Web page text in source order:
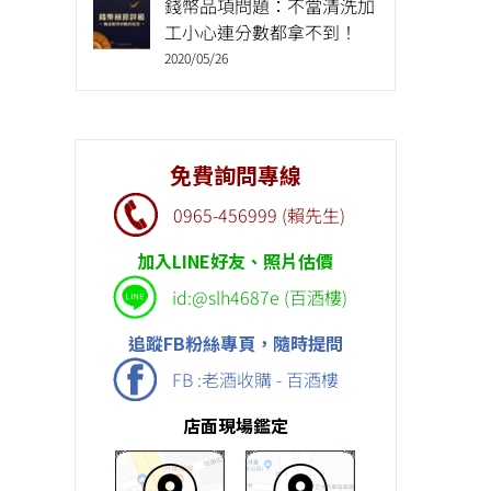
錢幣品項問題：不當清洗加
工小心連分數都拿不到！
2020/05/26
免費詢問專線
0965-456999 (賴先生)
加入LINE好友、照片估價
id:@slh4687e (百酒樓)
追蹤FB粉絲專頁，隨時提問
FB :老酒收購 - 百酒樓
店面現場鑑定